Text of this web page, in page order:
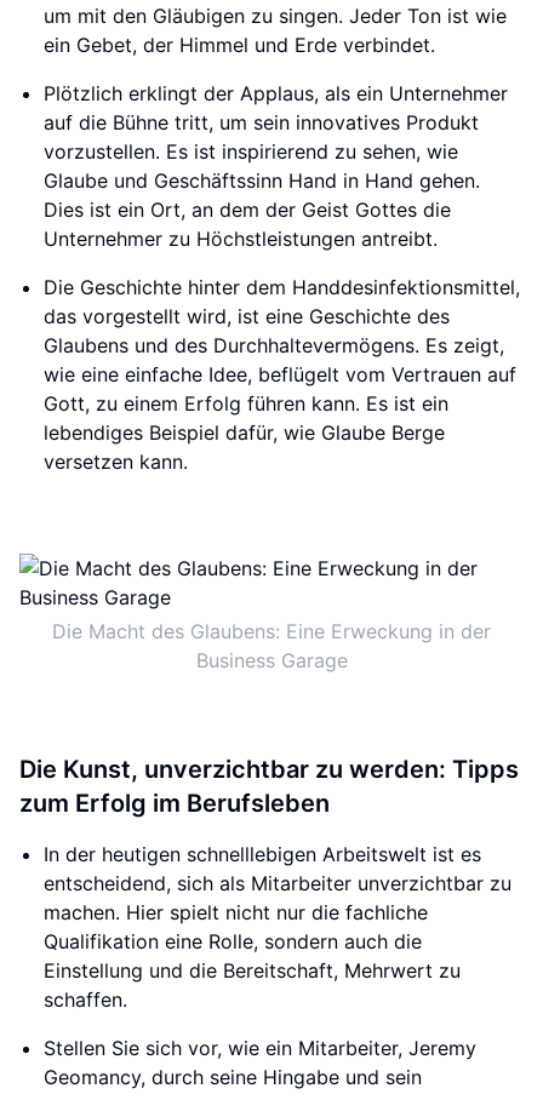
um mit den Gläubigen zu singen. Jeder Ton ist wie
ein Gebet, der Himmel und Erde verbindet.
Plötzlich erklingt der Applaus, als ein Unternehmer
auf die Bühne tritt, um sein innovatives Produkt
vorzustellen. Es ist inspirierend zu sehen, wie
Glaube und Geschäftssinn Hand in Hand gehen.
Dies ist ein Ort, an dem der Geist Gottes die
Unternehmer zu Höchstleistungen antreibt.
Die Geschichte hinter dem Handdesinfektionsmittel,
das vorgestellt wird, ist eine Geschichte des
Glaubens und des Durchhaltevermögens. Es zeigt,
wie eine einfache Idee, beflügelt vom Vertrauen auf
Gott, zu einem Erfolg führen kann. Es ist ein
lebendiges Beispiel dafür, wie Glaube Berge
versetzen kann.
Die Macht des Glaubens: Eine Erweckung in der
Business Garage
Die Kunst, unverzichtbar zu werden: Tipps
zum Erfolg im Berufsleben
In der heutigen schnelllebigen Arbeitswelt ist es
entscheidend, sich als Mitarbeiter unverzichtbar zu
machen. Hier spielt nicht nur die fachliche
Qualifikation eine Rolle, sondern auch die
Einstellung und die Bereitschaft, Mehrwert zu
schaffen.
Stellen Sie sich vor, wie ein Mitarbeiter, Jeremy
Geomancy, durch seine Hingabe und sein